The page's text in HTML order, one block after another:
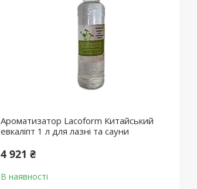
Ароматизатор Lacoform Китайський
евкаліпт 1 л для лазні та сауни
4 921 ₴
В наявності